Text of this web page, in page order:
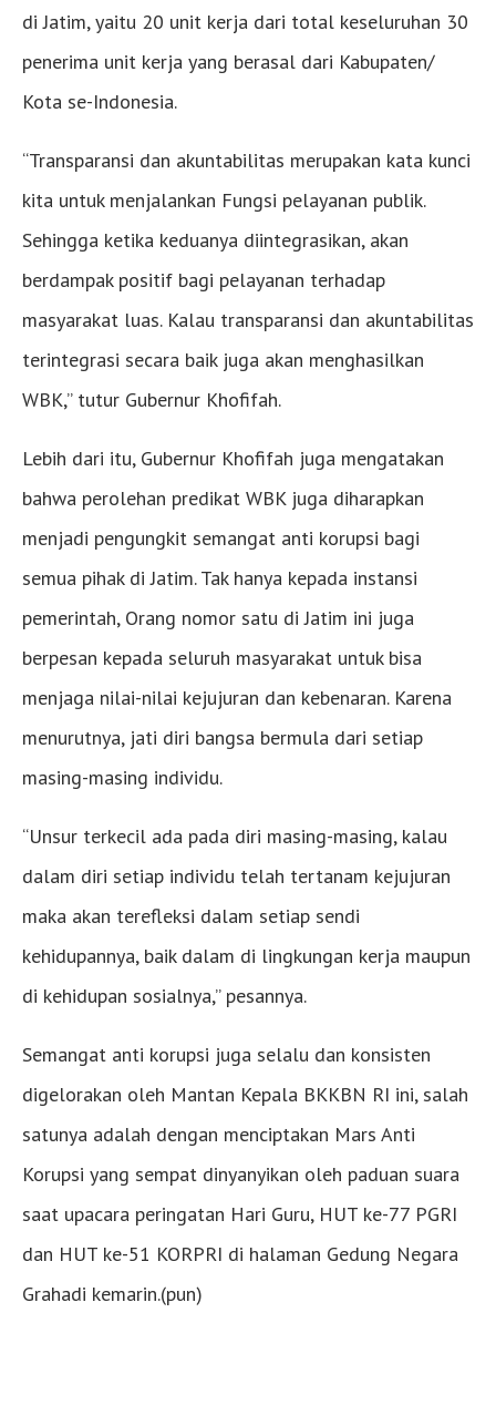
di Jatim, yaitu 20 unit kerja dari total keseluruhan 30
penerima unit kerja yang berasal dari Kabupaten/
Kota se-Indonesia.
“Transparansi dan akuntabilitas merupakan kata kunci
kita untuk menjalankan Fungsi pelayanan publik.
Sehingga ketika keduanya diintegrasikan, akan
berdampak positif bagi pelayanan terhadap
masyarakat luas. Kalau transparansi dan akuntabilitas
terintegrasi secara baik juga akan menghasilkan
WBK,” tutur Gubernur Khofifah.
Lebih dari itu, Gubernur Khofifah juga mengatakan
bahwa perolehan predikat WBK juga diharapkan
menjadi pengungkit semangat anti korupsi bagi
semua pihak di Jatim. Tak hanya kepada instansi
pemerintah, Orang nomor satu di Jatim ini juga
berpesan kepada seluruh masyarakat untuk bisa
menjaga nilai-nilai kejujuran dan kebenaran. Karena
menurutnya, jati diri bangsa bermula dari setiap
masing-masing individu.
“Unsur terkecil ada pada diri masing-masing, kalau
dalam diri setiap individu telah tertanam kejujuran
maka akan terefleksi dalam setiap sendi
kehidupannya, baik dalam di lingkungan kerja maupun
di kehidupan sosialnya,” pesannya.
Semangat anti korupsi juga selalu dan konsisten
digelorakan oleh Mantan Kepala BKKBN RI ini, salah
satunya adalah dengan menciptakan Mars Anti
Korupsi yang sempat dinyanyikan oleh paduan suara
saat upacara peringatan Hari Guru, HUT ke-77 PGRI
dan HUT ke-51 KORPRI di halaman Gedung Negara
Grahadi kemarin.(pun)